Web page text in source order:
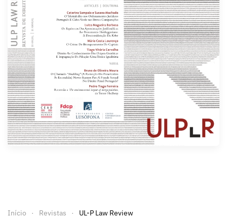
Início Revistas UL-P Law Review